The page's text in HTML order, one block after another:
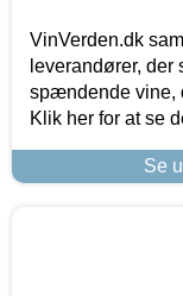
VinVerden.dk
leverandører, der
spændende vine,
Klik her for at se
Se